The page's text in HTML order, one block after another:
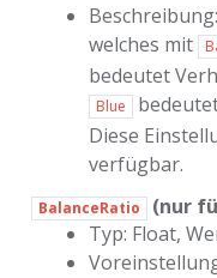
welches mit
bedeutet
Blue
Diese
verfügbar.
BalanceRatio
(nur
Typ: Float,